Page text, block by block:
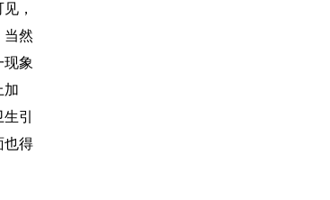
，
当然
象
加
引
也得